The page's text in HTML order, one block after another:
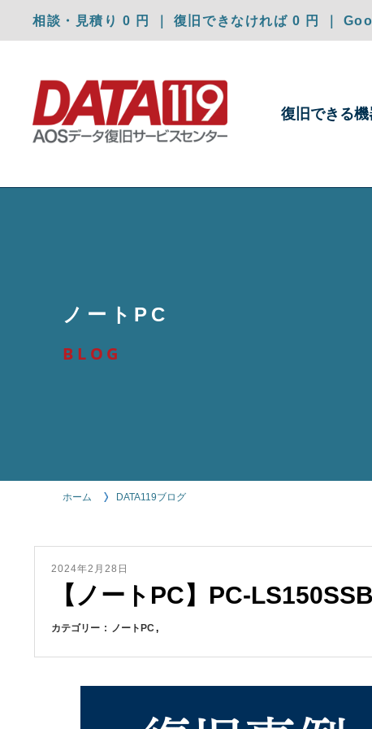
相談・見積り 0 円 ｜ 復旧できなければ 0 円 ｜
復旧できる機
ノートPC
BLOG
ホーム DATA119ブログ
2024年2月28日
【ノートPC】PC-
カテゴリー ノートPC